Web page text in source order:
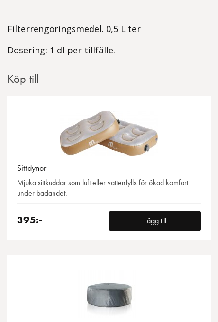
Filterrengöringsmedel. 0,5 Liter
Dosering: 1 dl per tillfälle.
Köp till
Sittdynor
Mjuka sittkuddar som luft eller vattenfylls för ökad komfort
under badandet.
395:- Lägg till